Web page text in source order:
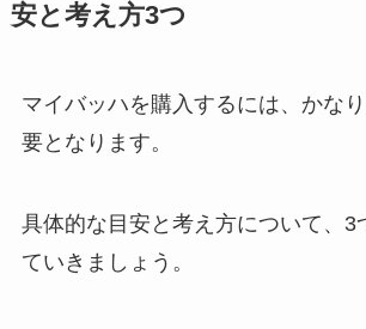
安と考え方3つ
マイバッハを購入するには、かな
要となります。
具体的な目安と考え方について、3
ていきましょう。